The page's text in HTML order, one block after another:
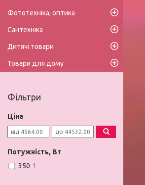
Фототехніка, оптика
Сантехніка
Дитячі товари
Товари для дому
Фільтри
Ціна
Потужність, Вт
350 1